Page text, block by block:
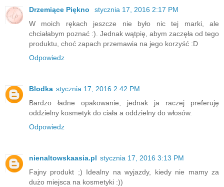
Drzemiące Piękno
stycznia 17, 2016 2:17 PM
W moich rękach jeszcze nie było nic tej marki, ale
chciałabym poznać :). Jednak wątpię, abym zaczęła od tego
produktu, choć zapach przemawia na jego korzyść :D
Odpowiedz
Blodka stycznia 17, 2016 2:42 PM
Bardzo ładne opakowanie, jednak ja raczej preferuję
oddzielny kosmetyk do ciała a oddzielny do włosów.
Odpowiedz
nienaltowskaasia.pl stycznia 17, 2016 3:13 PM
Fajny produkt ;) Idealny na wyjazdy, kiedy nie mamy za
dużo miejsca na kosmetyki :))